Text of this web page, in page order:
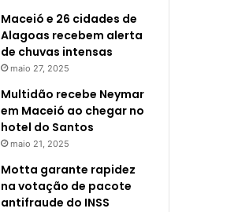
Maceió e 26 cidades de
Alagoas recebem alerta
de chuvas intensas
maio 27, 2025
Multidão recebe Neymar
em Maceió ao chegar no
hotel do Santos
maio 21, 2025
Motta garante rapidez
na votação de pacote
antifraude do INSS